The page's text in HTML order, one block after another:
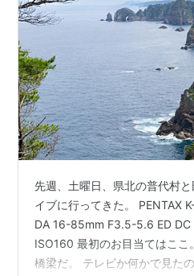
先週、土曜日、県北の普代村
イブに行ってきた。 PENTAX
DA 16-85mm F3.5-5.6 ED
ISO160 最初のお目当てはここ
橋梁だ。 テレビか何かで見た